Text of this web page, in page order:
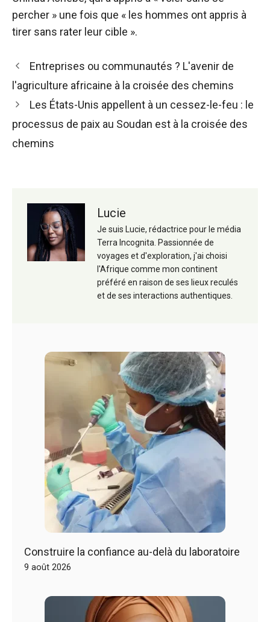
percher » une fois que « les hommes ont appris à
tirer sans rater leur cible ».
Navigation
des
Entreprises ou communautés ? L'avenir de
l'agriculture africaine à la croisée des chemins
Les États-Unis appellent à un cessez-le-feu : le
processus de paix au Soudan est à la croisée des
chemins
Lucie
Je suis Lucie, rédactrice pour le média
Terra Incognita. Passionnée de
voyages et d'exploration, j'ai choisi
l'Afrique comme mon continent
préféré en raison de ses lieux reculés
et de ses interactions authentiques.
Construire la confiance au-delà du laboratoire
9 août 2026